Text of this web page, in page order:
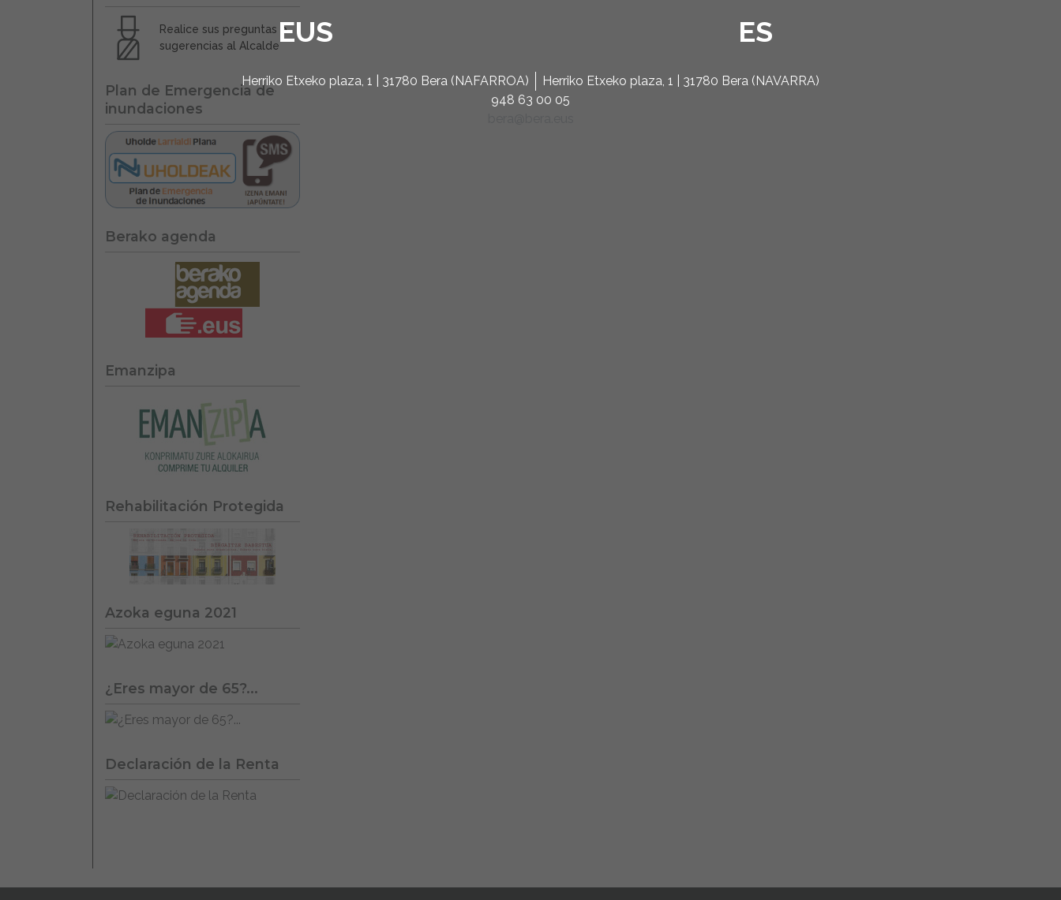
EUS ES
Herriko Etxeko plaza, 1 | 31780 Bera (NAFARROA)
Herriko Etxeko plaza, 1 | 31780 Bera (NAVARRA)
948 63 00 05
Realice sus preguntas o
sugerencias al Alcalde
Plan de Emergencia de
inundaciones
Berako agenda
Emanzipa
Rehabilitación Protegida
Azoka eguna 2021
¿Eres mayor de 65?...
Declaración de la Renta